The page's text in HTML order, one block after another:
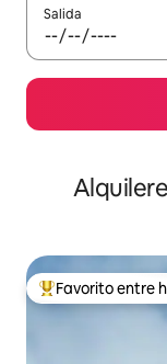
Salida
Favorito entre
Favorito entre